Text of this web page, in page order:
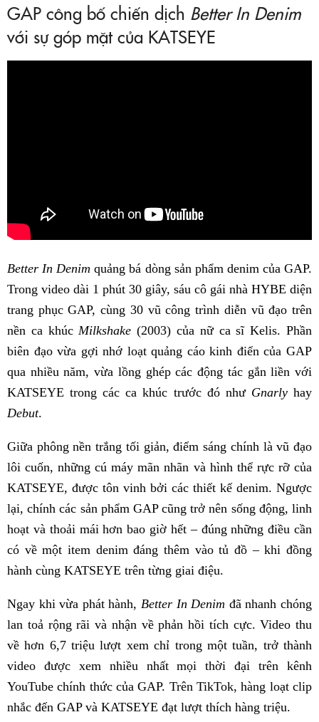
GAP công bố chiến dịch Better In Denim
với sự góp mặt của KATSEYE
Better In Denim quảng bá dòng sản phẩm denim của GAP.
Trong video dài 1 phút 30 giây, sáu cô gái nhà HYBE diện
trang phục GAP, cùng 30 vũ công trình diễn vũ đạo trên
nền ca khúcMilkshake (2003) của nữ ca sĩ Kelis. Phần
biên đạo vừa gợi nhớ loạt quảng cáo kinh điển của GAP
qua nhiều năm, vừa lồng ghép các động tác gắn liền với
KATSEYE trong các ca khúc trước đó như Gnarlyhay
Debut.
Giữa phông nền trắng tối giản, điểm sáng chính là vũ đạo
lôi cuốn, những cú máy mãn nhãn và hình thể rực rỡ của
KATSEYE, được tôn vinh bởi các thiết kế denim. Ngược
lại, chính các sản phẩm GAP cũng trở nên sống động, linh
hoạt và thoải mái hơn bao giờ hết – đúng những điều cần
có về một item denim đáng thêm vào tủ đồ – khi đồng
hành cùng KATSEYE trên từng giai điệu.
Ngay khi vừa phát hành, Better In Denim đã nhanh chóng
lan toả rộng rãi và nhận về phản hồi tích cực. Video thu
về hơn 6,7 triệu lượt xem chỉ trong một tuần, trở thành
video được xem nhiều nhất mọi thời đại trên kênh
YouTube chính thức của GAP. Trên TikTok, hàng loạt clip
nhắc đến GAP và KATSEYE đạt lượt thích hàng triệu.